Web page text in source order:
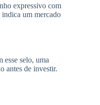
expressivo com
indica um mercado
esse selo, uma
antes de investir.